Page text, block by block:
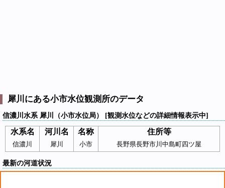
犀川にある小市水位観測所のデータ
信濃川水系 犀川（小市水位局） [観測水位などの詳細情報表示中]
水系名 河川名 名称 住所等
信濃川 犀川 小市 長野県長野市川中島町四ツ屋
最新の河道状況